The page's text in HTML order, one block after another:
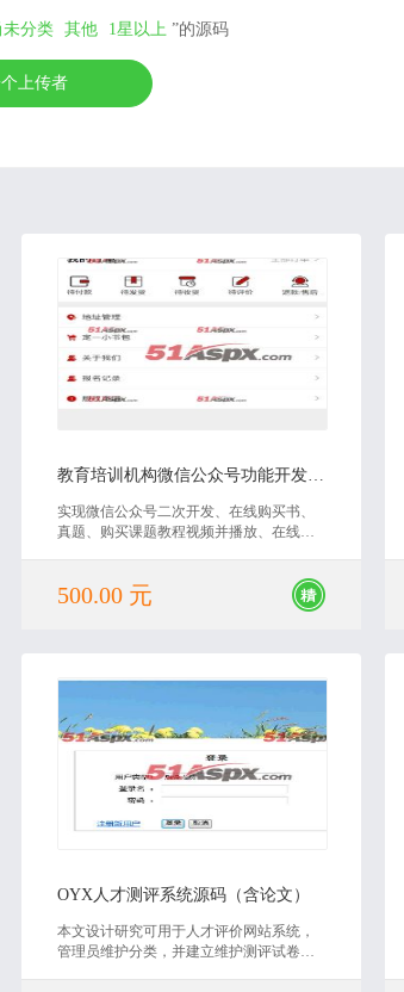
未分类 其他 1星以上 ”的源码
上传者
教育培训机构微信公众号功能开发源码（课程设计）
实现微信公众号二次开发、在线购买书、
真题、购买课题教程视频并播放、在线报
500.00 元
OYX人才测评系统源码（含论文）
本文设计研究可用于人才评价网站系统，
管理员维护分类，并建立维护测评试卷，